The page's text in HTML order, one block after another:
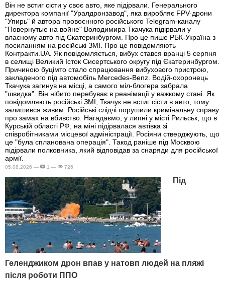
Він не встиг сісти у своє авто, яке підірвали. Генерального
директора компанії "Уралдронзавод", яка виробляє FPV-дрони
"Упирь" й автора провоєнного російського Telegram-каналу
"Повернутые на войне" Володимира Ткачука підірвали у
власному авто під Єкатеринбургом. Про це пише РБК-Україна з
посиланням на російські ЗМІ. Про це повідомляють
Контракти.UA. Як повідомляється, вибух стався вранці 5 серпня
в селищі Великий Істок Сисертського округу під Єкатеринбургом.
Причиною буцімто стало спрацювання вибухового пристрою,
закладеного під автомобіль Mercedes-Benz. Водій-охоронець
Ткачука загинув на місці, а самого міл-блогера забрала
"швидка". Він нібито перебуває в реанімації у важкому стані. Як
повідомляють російські ЗМІ, Ткачук не встиг сісти в авто, тому
залишився живим. Російські слідчі порушили кримінальну справу
про замах на вбивство. Нагадаємо, у липні у місті Рильськ, що в
Курській області РФ, на міні підірвалася автівка зі
співробітниками місцевої адміністрації. Росіяни стверджують, що
це "була спланована операція". Такод раніше під Москвою
підірвали полковника, який відповідав за снаряди для російської
армії.
05.08.2026 — 1 — 726
Під
Геленджиком дрон впав у натовп людей на пляжі
після роботи ППО